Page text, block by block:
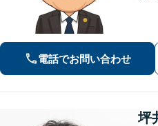
電話でお問い合わせ
坪